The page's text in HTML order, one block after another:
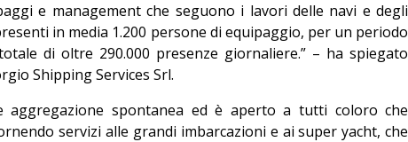
e management che seguono i lavori delle navi e degli
in media 1.200 persone di equipaggio, per un periodo
di oltre 290.000 presenze giornaliere.” – ha spiegato
Shipping Services Srl.
aggregazione spontanea ed è aperto a tutti coloro che
servizi alle grandi imbarcazioni e ai super yacht, che